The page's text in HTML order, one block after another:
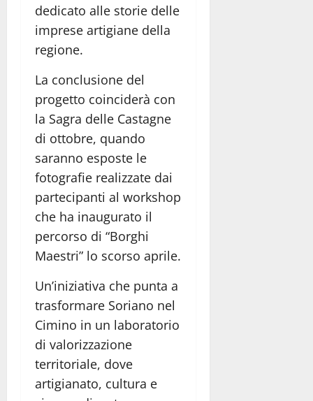
dedicato alle storie delle
imprese artigiane della
regione.
La conclusione del
progetto coinciderà con
la Sagra delle Castagne
di ottobre, quando
saranno esposte le
fotografie realizzate dai
partecipanti al workshop
che ha inaugurato il
percorso di “Borghi
Maestri” lo scorso aprile.
Un’iniziativa che punta a
trasformare Soriano nel
Cimino in un laboratorio
di valorizzazione
territoriale, dove
artigianato, cultura e